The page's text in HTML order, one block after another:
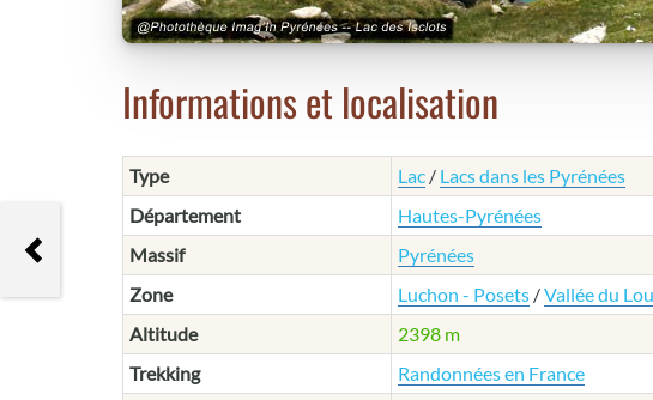
Informations et localisation
Type Lac / Lacs dans les Pyrénées
Département
Hautes-Pyrénées
Massif
Pyrénées
Zone
Luchon - Posets /Vallée du
Altitude
2398 m
Trekking
Randonnées en France
Lac des Crabioules